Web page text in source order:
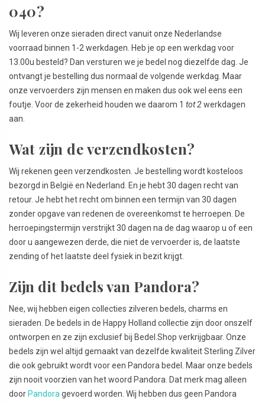
040?
Wij leveren onze sieraden direct vanuit onze Nederlandse
voorraad binnen 1-2 werkdagen. Heb je op een werkdag voor
13.00u besteld? Dan versturen we je bedel nog diezelfde dag. Je
ontvangt je bestelling dus normaal de volgende werkdag. Maar
onze vervoerders zijn mensen en maken dus ook wel eens een
foutje. Voor de zekerheid houden we daarom 1 tot 2werkdagen
aan.
Wat zijn de verzendkosten?
Wij rekenen geen verzendkosten. Je bestelling wordt kosteloos
bezorgd in België en Nederland. En je hebt 30 dagen recht van
retour. Je hebt het recht om binnen een termijn van 30 dagen
zonder opgave van redenen de overeenkomst te herroepen. De
herroepingstermijn verstrijkt 30 dagen na de dag waarop u of een
door u aangewezen derde, die niet de vervoerder is, de laatste
zending of het laatste deel fysiek in bezit krijgt.
Zijn dit bedels van Pandora?
Nee, wij hebben eigen collecties zilveren bedels, charms en
sieraden. De bedels in de Happy Holland collectie zijn door onszelf
ontworpen en ze zijn exclusief bij Bedel.Shop verkrijgbaar. Onze
bedels zijn wel altijd gemaakt van dezelfde kwaliteit Sterling Zilver
die ook gebruikt wordt voor een Pandora bedel. Maar onze bedels
zijn nooit voorzien van het woord Pandora. Dat merk mag alleen
door Pandora gevoerd worden. Wij hebben dus geen Pandora